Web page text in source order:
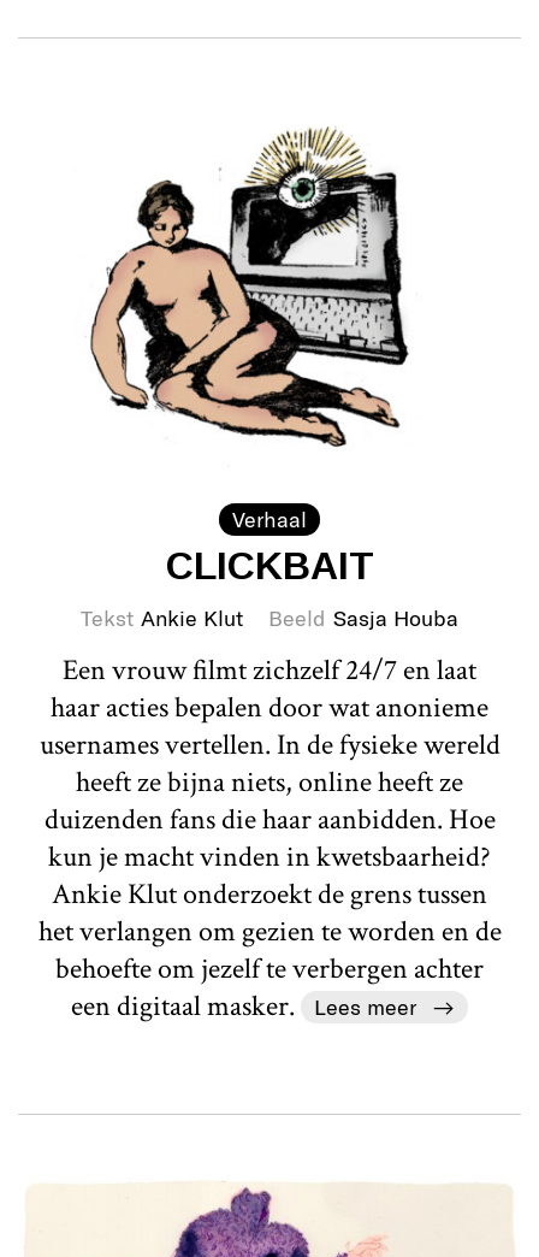
Verhaal
CLICKBAIT
Tekst Ankie Klut Beeld Sasja Houba
Een vrouw filmt zichzelf 24/7 en laat
haar acties bepalen door wat anonieme
usernames vertellen. In de fysieke wereld
heeft ze bijna niets, online heeft ze
duizenden fans die haar aanbidden. Hoe
kun je macht vinden in kwetsbaarheid?
Ankie Klut onderzoekt de grens tussen
het verlangen om gezien te worden en de
behoefte om jezelf te verbergen achter
een digitaal masker.
Lees meer